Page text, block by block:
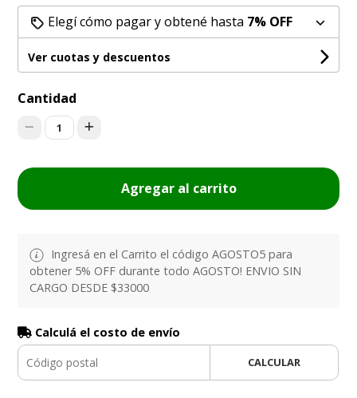
Elegí cómo pagar y obtené hasta 7% OFF
Ver cuotas y descuentos
Cantidad
1
Agregar al carrito
Ingresá en el Carrito el código AGOSTO5 para
obtener 5% OFF durante todo AGOSTO! ENVIO SIN
CARGO DESDE $33000
Calculá el costo de envío
CALCULAR